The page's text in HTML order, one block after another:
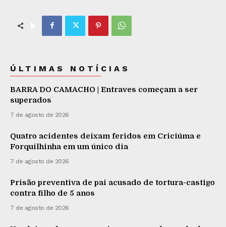
ÚLTIMAS NOTÍCIAS
BARRA DO CAMACHO | Entraves começam a ser
superados
7 de agosto de 2026
Quatro acidentes deixam feridos em Criciúma e
Forquilhinha em um único dia
7 de agosto de 2026
Prisão preventiva de pai acusado de tortura-castigo
contra filho de 5 anos
7 de agosto de 2026